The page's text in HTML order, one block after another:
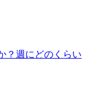
？週にどのくらい